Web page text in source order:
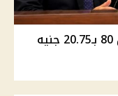
أسعار الوقود في مصر اليوم .. بنزين 80 بـ20.75 جنيه